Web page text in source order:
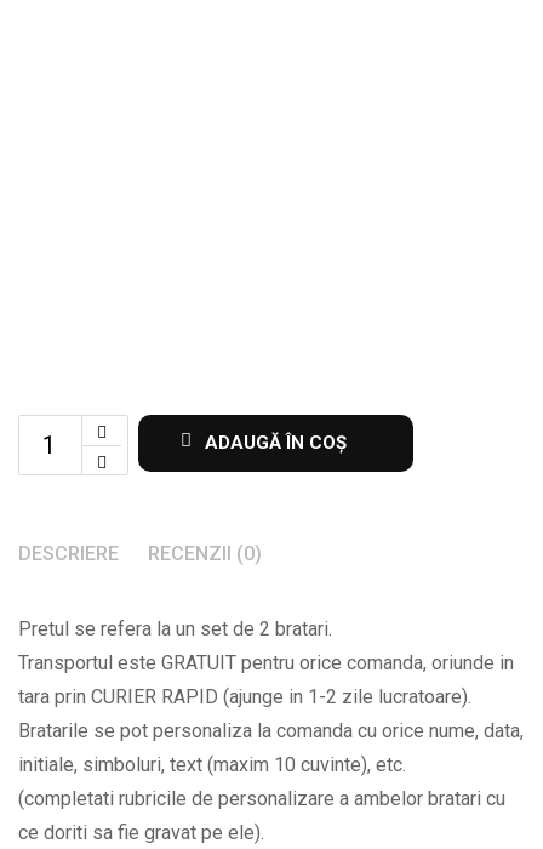
Set
pentru
si
ea
cu
initiale
data
si
mesajul
ADAUGĂ ÎN COȘ
DESCRIERE RECENZII (0)
Pretul se refera la un set de 2 bratari.
Transportul este GRATUIT pentru orice comanda, oriunde in
tara prin CURIER RAPID (ajunge in 1-2 zile lucratoare).
Bratarile se pot personaliza la comanda cu orice nume, data,
initiale, simboluri, text (maxim 10 cuvinte), etc.
(completati rubricile de personalizare a ambelor bratari cu
ce doriti sa fie gravat pe ele).